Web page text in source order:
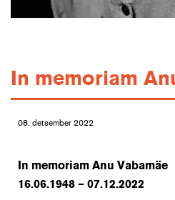
In memoriam
08. detsember 2022
In memoriam Anu Vabamäe
16.06.1948 – 07.12.2022